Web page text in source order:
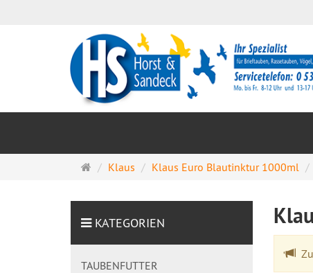
Startseite
Klaus Klaus Euro Blautinktur 1000ml
Zu
KATEGORIEN
TAUBENFUTTER